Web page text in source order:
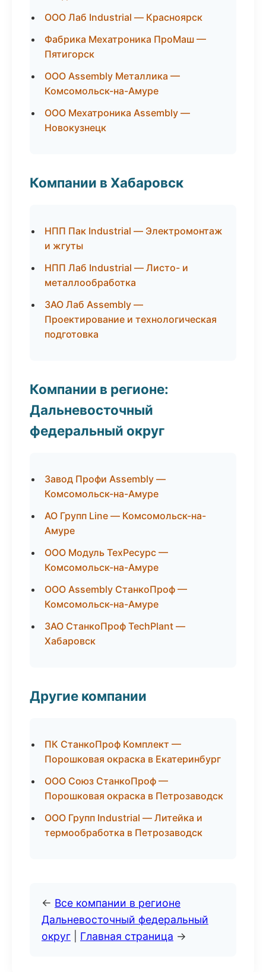
ООО Лаб Industrial — Красноярск
Фабрика Мехатроника ПроМаш —
Пятигорск
ООО Assembly Металлика —
Комсомольск-на-Амуре
ООО Мехатроника Assembly —
Новокузнецк
Компании в Хабаровск
НПП Пак Industrial — Электромонтаж
и жгуты
НПП Лаб Industrial — Листо- и
металлообработка
ЗАО Лаб Assembly —
Проектирование и технологическая
подготовка
Компании в регионе:
Дальневосточный
федеральный округ
Завод Профи Assembly —
Комсомольск-на-Амуре
АО Групп Line — Комсомольск-на-
Амуре
ООО Модуль ТехРесурс —
Комсомольск-на-Амуре
ООО Assembly СтанкоПроф —
Комсомольск-на-Амуре
ЗАО СтанкоПроф TechPlant —
Хабаровск
Другие компании
ПК СтанкоПроф Комплект —
Порошковая окраска в Екатеринбург
ООО Союз СтанкоПроф —
Порошковая окраска в Петрозаводск
ООО Групп Industrial — Литейка и
термообработка в Петрозаводск
← Все компании в регионе
Дальневосточный федеральный
округ
Главная страница →